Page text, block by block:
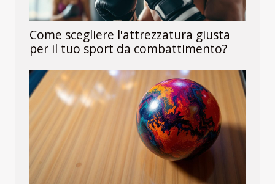
Come scegliere l'attrezzatura giusta
per il tuo sport da combattimento?